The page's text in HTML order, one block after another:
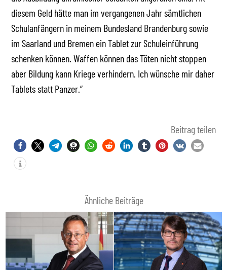
diesem Geld hätte man im vergangenen Jahr sämtlichen
Schulanfängern in meinem Bundesland Brandenburg sowie
im Saarland und Bremen ein Tablet zur Schuleinführung
schenken können. Waffen können das Töten nicht stoppen
aber Bildung kann Kriege verhindern. Ich wünsche mir daher
Tablets statt Panzer.“
Beitrag teilen
Ähnliche Beiträge